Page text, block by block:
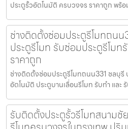
ประตูรั้วอัตโนมัติ ครบวงจร ราคาถูก พร้
ช่างติดตั้งซ่อมประตูรีโมทถน
ประตูรีโมท รับซ่อมประตูรีโมท
ราคาถูก
ช่างติดตั้งซ่อมประตูรีโมทถนน331 ชลบุรี
อัตโนมัติ ประตูบานเลื่อนรีโมท รับทำ และ
รับติดตั้งประตูรั้วรีโมทสนามชั